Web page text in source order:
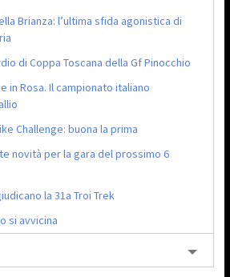
Brianza: l’ultima sfida agonistica di
di Coppa Toscana della Gf Pinocchio
in Rosa. Il campionato italiano
Challenge: buona la prima
novità per la gara del prossimo 6
la 31a Troi Trek
si avvicina